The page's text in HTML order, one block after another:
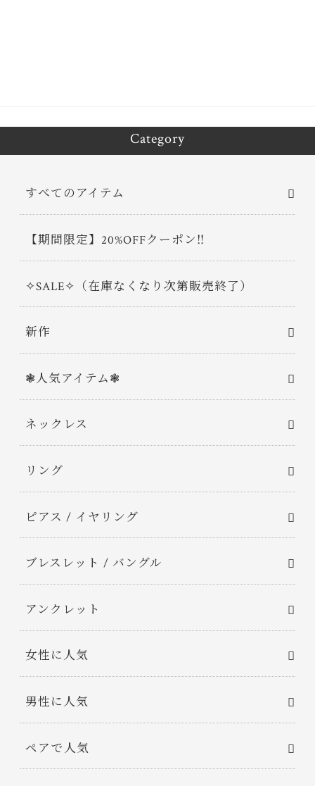
Category
すべてのアイテム
【期間限定】20%OFFクーポン‼
✧SALE✧（在庫なくなり次第販売終了）
新作
❃人気アイテム❃
ネックレス
リング
ピアス / イヤリング
ブレスレット / バングル
アンクレット
女性に人気
男性に人気
ペアで人気